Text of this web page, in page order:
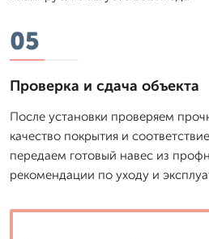
05
Проверка и сдача объекта
После установки проверяем
качество покрытия и
передаем готовый навес из
рекомендации по уходу и